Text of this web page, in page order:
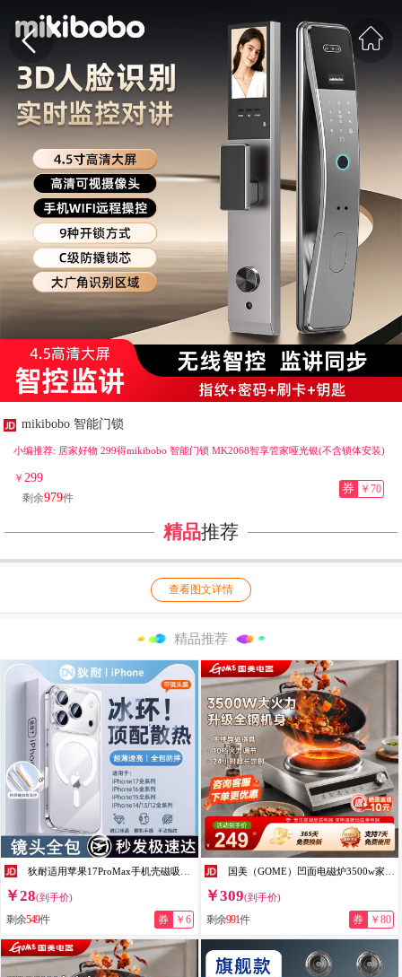
mikibobo 智能门锁
小编推荐: 居家好物 299得mikibobo 智能门锁 MK2068智享管家哑光银(不含锁体安装)
￥ 299
剩余979件
券 ￥70
精品推荐
查看图文详情
精品推荐
￥28(到手价)
剩余549件 券 ￥6
￥309(到手价)
剩余991件 券 ￥80